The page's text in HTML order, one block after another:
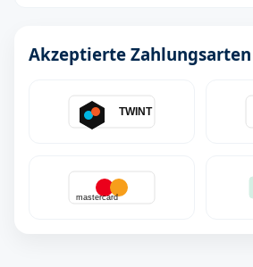
Akzeptierte Zahlungsarten
TWINT
mastercard